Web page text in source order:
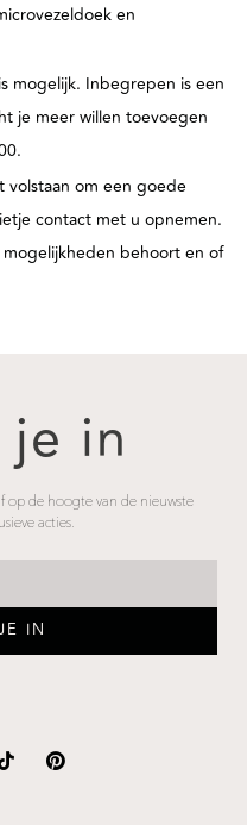
en
mogelijk. Inbegrepen is een
je meer willen toevoegen
volstaan om een goede
contact met u opnemen.
behoort en of
in
op de hoogte van de nieuwste
acties.
IN